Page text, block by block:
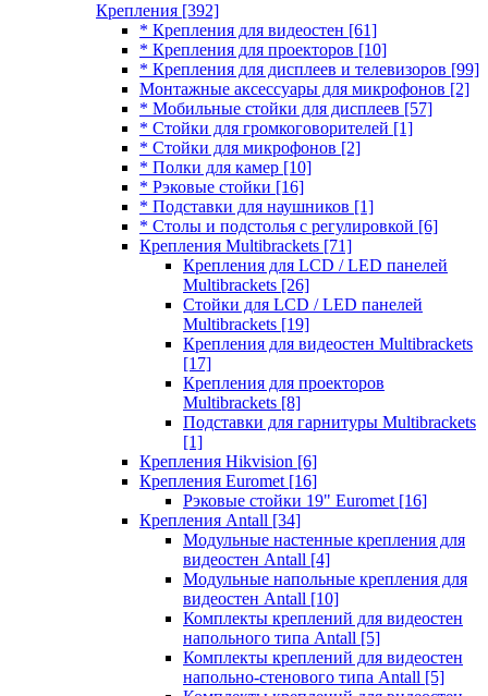
Крепления [392]
* Крепления для видеостен [61]
* Крепления для проекторов [10]
* Крепления для дисплеев и телевизоров [99]
Монтажные аксессуары для микрофонов [2]
* Мобильные стойки для дисплеев [57]
* Стойки для громкоговорителей [1]
* Стойки для микрофонов [2]
* Полки для камер [10]
* Рэковые стойки [16]
* Подставки для наушников [1]
* Столы и подстолья с регулировкой [6]
Крепления Multibrackets [71]
Крепления для LCD / LED панелей
Multibrackets [26]
Стойки для LCD / LED панелей
Multibrackets [19]
Крепления для видеостен Multibrackets
[17]
Крепления для проекторов
Multibrackets [8]
Подставки для гарнитуры Multibrackets
[1]
Крепления Hikvision [6]
Крепления Euromet [16]
Рэковые стойки 19" Euromet [16]
Крепления Antall [34]
Модульные настенные крепления для
видеостен Antall [4]
Модульные напольные крепления для
видеостен Antall [10]
Комплекты креплений для видеостен
напольного типа Antall [5]
Комплекты креплений для видеостен
напольно-стенового типа Antall [5]